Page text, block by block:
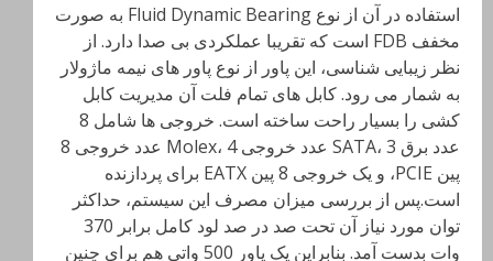
استفاده در آن از نوع Fluid Dynamic Bearing به صورت
مخفف FDB است که تقریبا عملکردی بی صدا دارد. از
نظر زیبایی شناسی، این پاور از نوع پاور های نیمه ماژولار
به شمار می رود. کابل های تمام فلت آن مدیریت کابل
کشی را بسیار راحت ساخته است. خروجی ها شامل 8
عدد برق SATA، 3 عدد خروجی Molex، 4 عدد خروجی 8
پین PCIE، و یک خروجی 8 پین EATX برای پردازنده
است.پس از بررسی میزان مصرف این سیستم، حداکثر
توان مورد نیاز آن تحت صد در صد لود کامل برابر 370
وات بدست آمد. بنابراین یک پاور 500 واتی هم برای چنین